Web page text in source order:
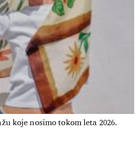
koje nosimo tokom leta 2026.